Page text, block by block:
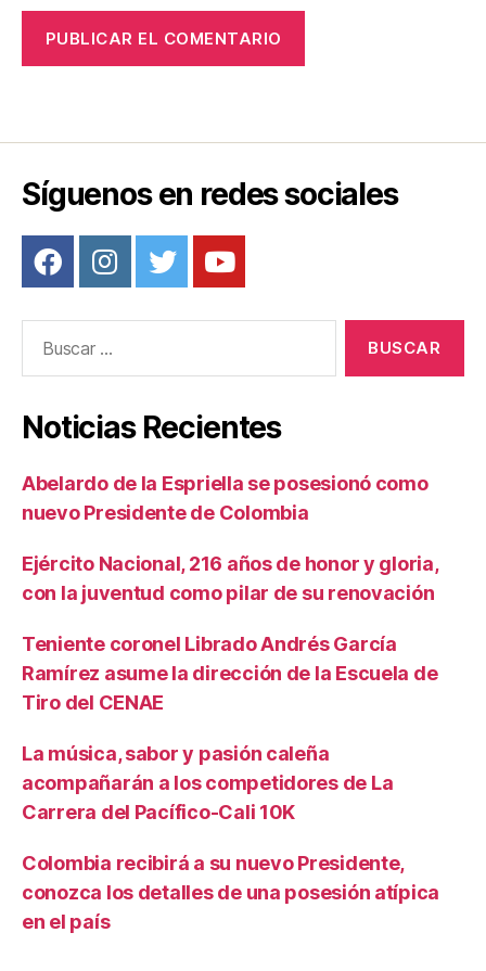
Síguenos en redes sociales
Noticias Recientes
Abelardo de la Espriella se posesionó como
nuevo Presidente de Colombia
Ejército Nacional, 216 años de honor y gloria,
con la juventud como pilar de su renovación
Teniente coronel Librado Andrés García
Ramírez asume la dirección de la Escuela de
Tiro del CENAE
La música, sabor y pasión caleña
acompañarán a los competidores de La
Carrera del Pacífico-Cali 10K
Colombia recibirá a su nuevo Presidente,
conozca los detalles de una posesión atípica
en el país